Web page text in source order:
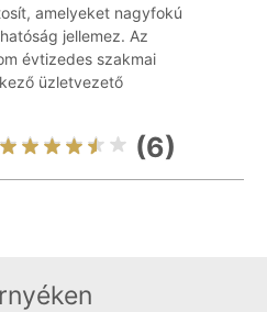
amelyeket nagyfokú
jellemez. Az
évtizedes szakmai
üzletvezető
(6)